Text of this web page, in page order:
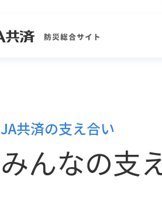
JA共済の支え合い
みんなの支